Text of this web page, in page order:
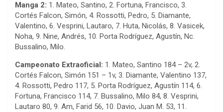
Manga 2: 1. Mateo, Santino, 2. Fortuna, Francisco, 3.
Cortés Falcon, Simón, 4. Rossotti, Pedro, 5. Diamante,
Valentino, 6. Vesprini, Lautaro, 7. Huta, Nicolás, 8. Vasicek,
Noha, 9. Nine, Andrés, 10. Porta Rodríguez, Agustín, Nc.
Bussalino, Milo.
Campeonato Extraoficial: 1. Mateo, Santino 184 – 2v, 2.
Cortés Falcon, Simón 151 – 1v, 3. Diamante, Valentino 137,
4. Rossotti, Pedro 117, 5. Porta Rodríguez, Agustín 114, 6.
Fortuna, Francisco 114, 7. Bussalino, Milo 84, 8. Vesprini,
Lautaro 80, 9. Am, Farid 56, 10. Davio, Juan M. 53, 11.